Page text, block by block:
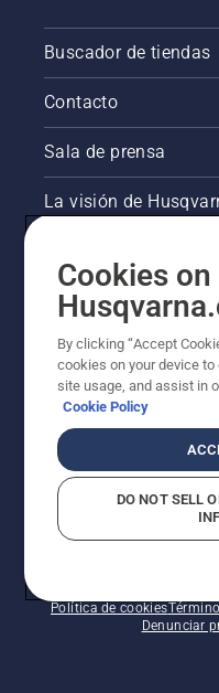
Buscador de tiendas
Contacto
Sala de prensa
La visión de
Otros sitios de
© Husqvarna AB
Política de cookies
Denunciar
Cookies on
By clicking “Accept
cookies on your device
site usage, and assist in
Cookie Policy
DO NOT SELL